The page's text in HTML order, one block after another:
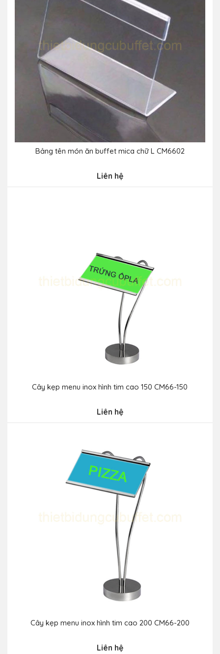
Bảng tên món ăn buffet mica chữ L CM6602
Liên hệ
Cây kẹp menu inox hình tim cao 150 CM66-150
Liên hệ
Cây kẹp menu inox hình tim cao 200 CM66-200
Liên hệ